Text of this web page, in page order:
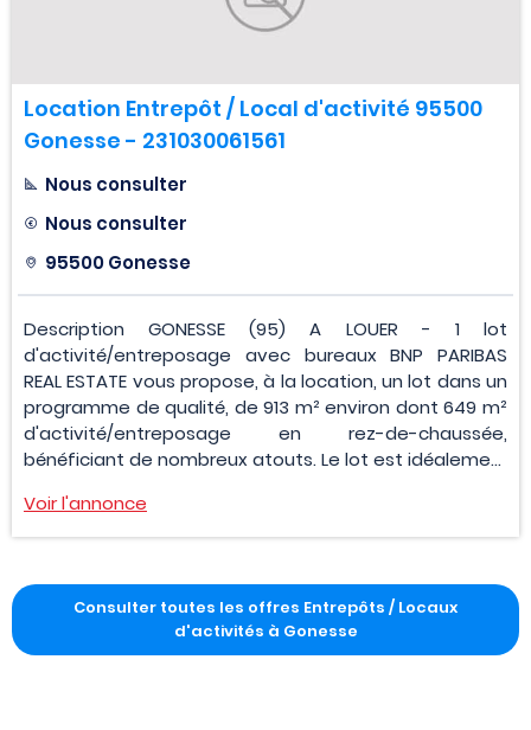
Location Entrepôt / Local d'activité 95500
Gonesse - 231030061561
Nous consulter
Nous consulter
95500 Gonesse
Description GONESSE (95) A LOUER - 1 lot
d'activité/entreposage avec bureaux BNP PARIBAS
REAL ESTATE vous propose, à la location, un lot dans un
programme de qualité, de 913 m² environ dont 649 m²
d'activité/entreposage en rez-de-chaussée,
bénéficiant de nombreux atouts. Le lot est idéaleme...
Voir l'annonce
Consulter toutes les offres Entrepôts / Locaux
d'activités à Gonesse